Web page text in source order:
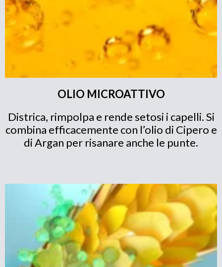
OLIO MICROATTIVO
Districa, rimpolpa e rende setosi i capelli. Si
combina efficacemente con l’olio di Cipero e
di Argan per risanare anche le punte.